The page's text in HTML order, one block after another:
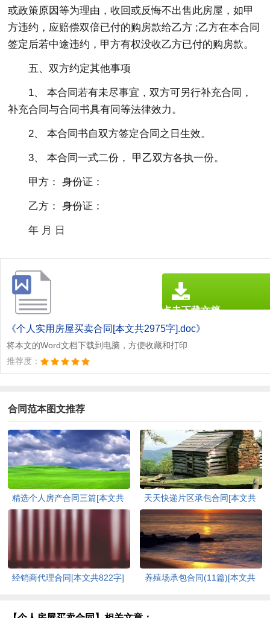
或政策原因等为理由，收回或反悔不出售此房屋，如甲
方违约，应赔偿双倍已付的购房款给乙方 ;乙方在本合同
签定后若中途违约，甲方有权没收乙方已付的购房款。
五、双方约定其他事项
1、 本合同若有未尽事宜，双方可另行补充合同，
补充合同与合同书具有同等法律效力。
2、 本合同书自双方签定合同之日生效。
3、 本合同一式二份， 甲乙双方各执一份。
甲方： 身份证：
乙方： 身份证：
年 月 日
《个人实用房屋买卖合同[本文共2975字].doc》
将本文的Word文档下载到电脑，方便收藏和打印
推荐度：
点击下载文档
文档为doc格式
合同范本图文推荐
精选个人房产合同三篇[本文共
天天快递片区承包合同[本文共
2041字]
经销商代理合同[本文共822字]
养殖场承包合同(11篇)[本文共